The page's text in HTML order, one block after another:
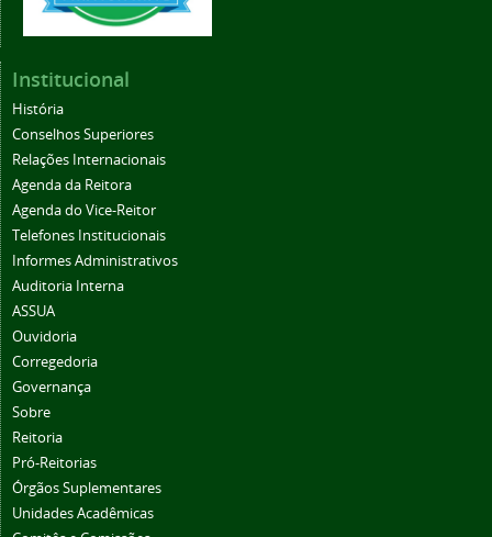
Institucional
História
Conselhos Superiores
Relações Internacionais
Agenda da Reitora
Agenda do Vice-Reitor
Telefones Institucionais
Informes Administrativos
Auditoria Interna
ASSUA
Ouvidoria
Corregedoria
Governança
Sobre
Reitoria
Pró-Reitorias
Órgãos Suplementares
Unidades Acadêmicas